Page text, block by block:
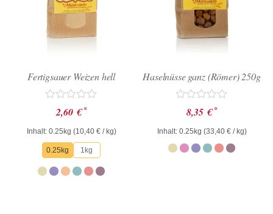
Fertigsauer Weizen hell
Bewertet
mit
0
von
5
2,60 € *
Inhalt: 0.25kg (10,40 €/ kg)
0.25kg 1kg
Haselnüsse ganz (Römer) 250g
Bewertet
mit
0
von
5
8,35 € *
Inhalt: 0.25kg (33,40 €/ kg)